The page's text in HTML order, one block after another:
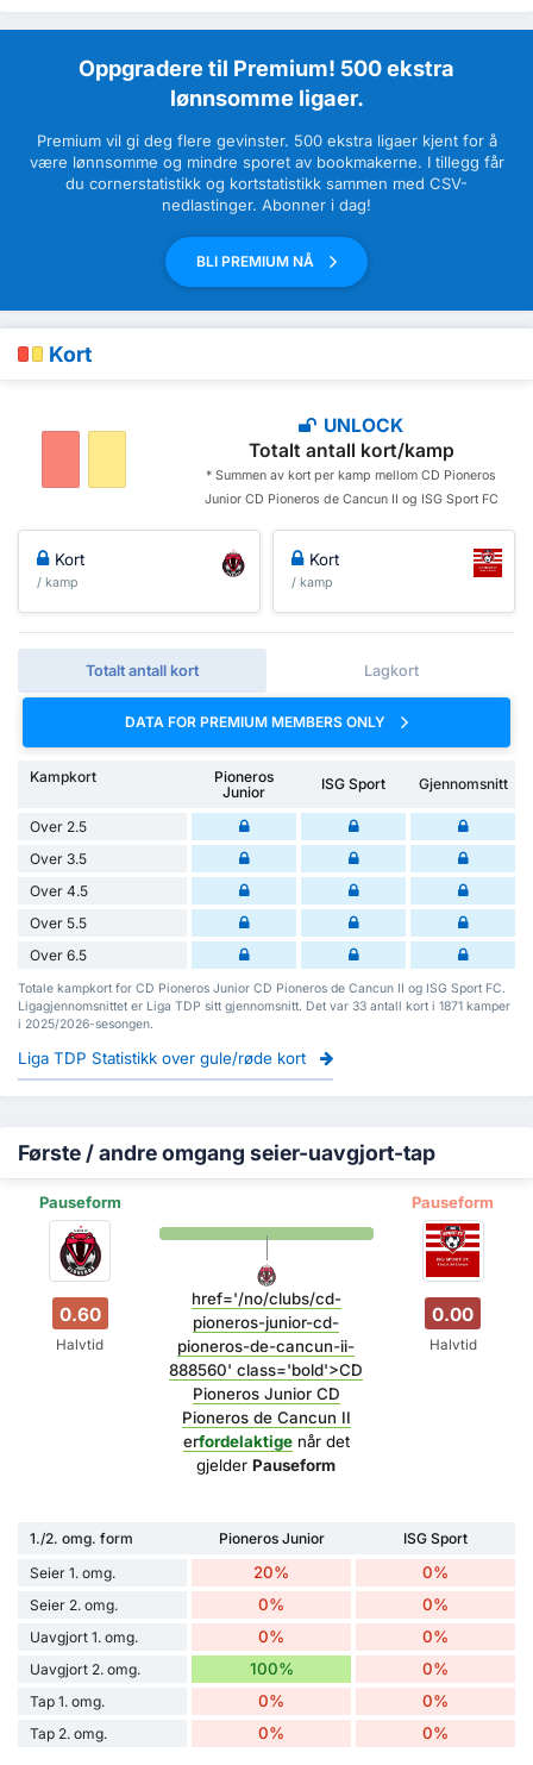
Oppgradere til Premium! 500 ekstra
lønnsomme ligaer.
Premium vil gi deg flere gevinster. 500 ekstra ligaer kjent for å
være lønnsomme og mindre sporet av bookmakerne. I tillegg får
du cornerstatistikk og kortstatistikk sammen med CSV-
nedlastinger. Abonner i dag!
BLI PREMIUM NÅ
Kort
UNLOCK
Totalt antall kort/kamp
* Summen av kort per kamp mellom CD Pioneros
Junior CD Pioneros de Cancun II og ISG Sport FC
Kort
/ kamp
Kort
/ kamp
Totalt antall kort Lagkort
DATA FOR PREMIUM MEMBERS ONLY
Kampkort
Pioneros
Junior
ISG Sport Gjennomsnitt
Over 2.5
Over 3.5
Over 4.5
Over 5.5
Over 6.5
Totale kampkort for CD Pioneros Junior CD Pioneros de Cancun II og ISG Sport FC.
Ligagjennomsnittet er Liga TDP sitt gjennomsnitt. Det var 33 antall kort i 1871 kamper
i 2025/2026-sesongen.
Liga TDP Statistikk over gule/røde kort
Første / andre omgang seier-uavgjort-tap
Pauseform Pauseform
0.60
Halvtid
href='/no/clubs/cd-
pioneros-junior-cd-
pioneros-de-cancun-ii-
888560' class='bold'>CD
Pioneros Junior CD
Pioneros de Cancun II
erfordelaktigenår det
gjelderPauseform
0.00
Halvtid
1./2. omg. form Pioneros Junior
ISG Sport
Seier 1. omg.
20% 0%
Seier 2. omg. 0% 0%
Uavgjort 1. omg. 0% 0%
Uavgjort 2. omg. 100% 0%
Tap 1. omg. 0% 0%
Tap 2. omg. 0% 0%